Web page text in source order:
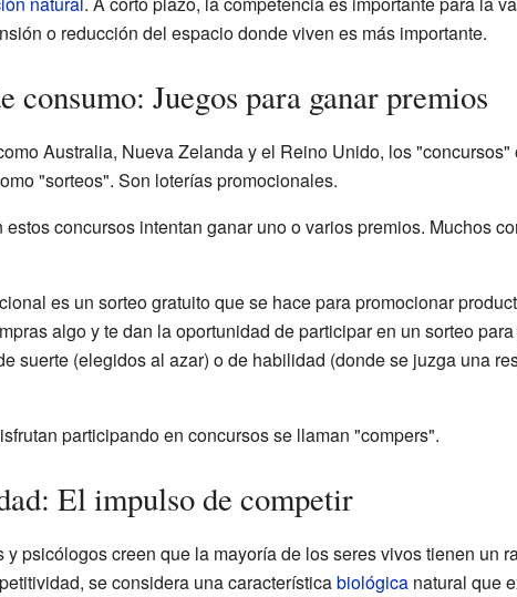
o reducción del espacio donde viven es más importante.
consumo: Juegos para ganar premios
Australia, Nueva Zelanda y el Reino Unido, los
"sorteos". Son loterías promocionales.
estos concursos intentan ganar uno o varios premios. Muchos
es un sorteo gratuito que se hace para promocionar
algo y te dan la oportunidad de participar en un sorteo
suerte (elegidos al azar) o de habilidad (donde se juzga una
participando en concursos se llaman "compers".
El impulso de competir
y psicólogos creen que la mayoría de los seres vivos tienen un
se considera una característicabiológicanatural que